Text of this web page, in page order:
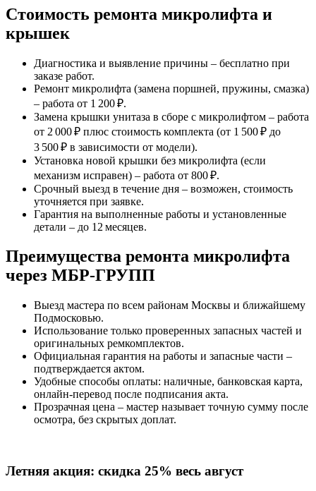
Стоимость ремонта микролифта и
крышек
Диагностика и выявление причины – бесплатно при
заказе работ.
Ремонт микролифта (замена поршней, пружины, смазка)
– работа от 1 200 ₽.
Замена крышки унитаза в сборе с микролифтом – работа
от 2 000 ₽ плюс стоимость комплекта (от 1 500 ₽ до
3 500 ₽ в зависимости от модели).
Установка новой крышки без микролифта (если
механизм исправен) – работа от 800 ₽.
Срочный выезд в течение дня – возможен, стоимость
уточняется при заявке.
Гарантия на выполненные работы и установленные
детали – до 12 месяцев.
Преимущества ремонта микролифта
через МБР‑ГРУПП
Выезд мастера по всем районам Москвы и ближайшему
Подмосковью.
Использование только проверенных запасных частей и
оригинальных ремкомплектов.
Официальная гарантия на работы и запасные части –
подтверждается актом.
Удобные способы оплаты: наличные, банковская карта,
онлайн‑перевод после подписания акта.
Прозрачная цена – мастер называет точную сумму после
осмотра, без скрытых доплат.
Летняя акция: скидка 25% весь август